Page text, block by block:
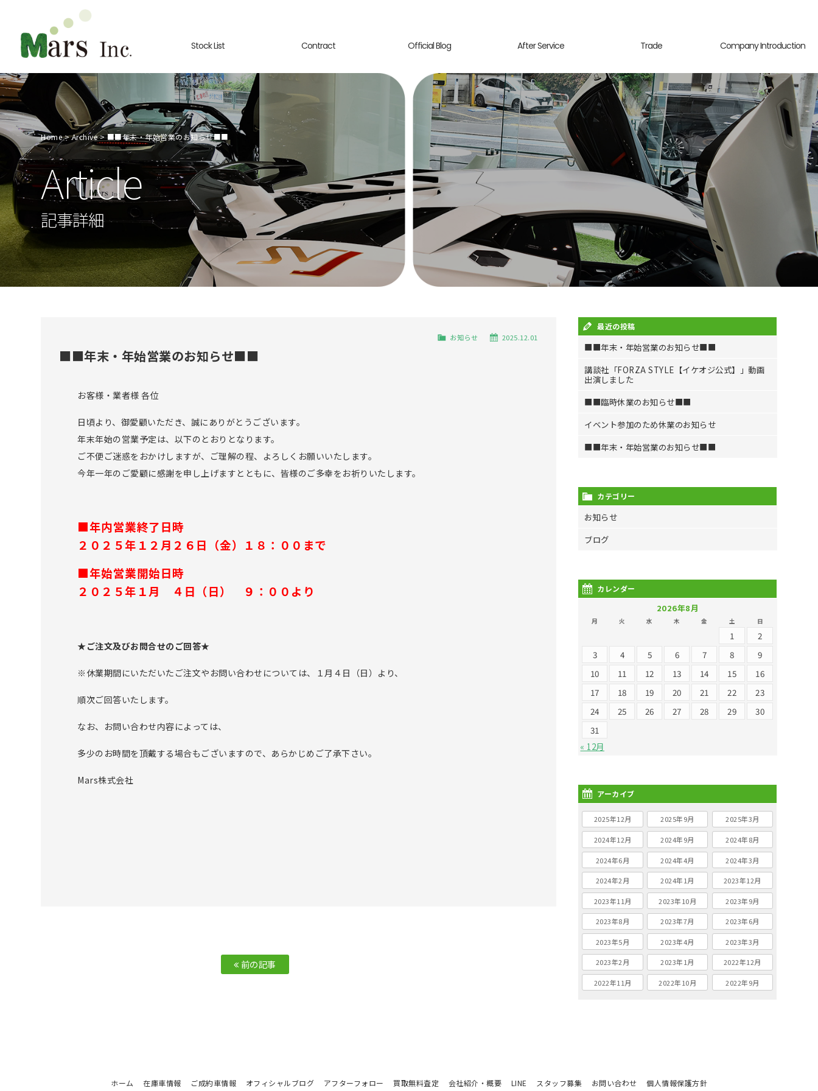
Stock List Contract Official Blog After Service Trade Company Introduction
Home Archive ■■年末・年始営業のお知らせ■■
Article
記事詳細
2025.12.01
お知らせ
■■年末・年始営業のお知らせ■■
お客様・業者様 各位
日頃より、御愛顧いただき、誠にありがとうございます。
年末年始の営業予定は、以下のとおりとなります。
ご不便ご迷惑をおかけしますが、ご理解の程、よろしくお願いいたします。
今年一年のご愛顧に感謝を申し上げますとともに、皆様のご多幸をお祈りいたします。
■年内営業終了日時
２０２５年１２月２６日（金）１８：００まで
■年始営業開始日時
２０２５年１月 ４日（日） ９：００より
★ご注文及びお問合せのご回答★
※休業期間にいただいたご注文やお問い合わせについては、１月４日（日）より、
順次ご回答いたします。
なお、お問い合わせ内容によっては、
多少のお時間を頂戴する場合もございますので、あらかじめご了承下さい。
Mars株式会社
前の記事
最近の投稿
■■年末・年始営業のお知らせ■■
講談社「FORZA STYLE【イケオジ公式】」動画
出演しました
■■臨時休業のお知らせ■■
イベント参加のため休業のお知らせ
■■年末・年始営業のお知らせ■■
カテゴリー
お知らせ
ブログ
カレンダー
2026年8月
月 火 水 木 金 土 日
1
2
3
4 5 6 7 8
9
10
11 12 13 14 15
16
17
18 19 20 21 22
23
24
25 26 27 28 29
30
31
« 12月
アーカイブ
2025年12月 2025年9月 2025年3月
2024年12月 2024年9月 2024年8月
2024年6月 2024年4月 2024年3月
2024年2月 2024年1月 2023年12月
2023年11月 2023年10月 2023年9月
2023年8月 2023年7月 2023年6月
2023年5月 2023年4月 2023年3月
2023年2月 2023年1月 2022年12月
2022年11月 2022年10月 2022年9月
ホーム 在庫車情報 ご成約車情報 オフィシャルブログ アフターフォロー 買取無料査定 会社紹介・概要 LINE スタッフ募集 お問い合わせ 個人情報保護方針